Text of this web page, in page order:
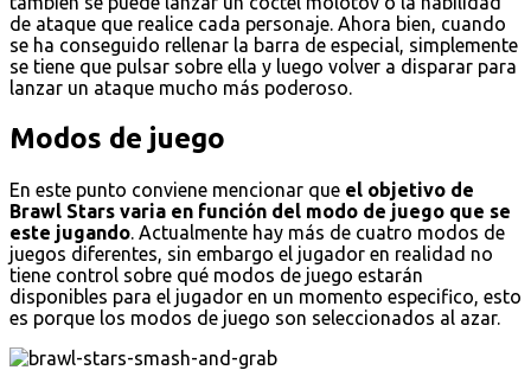
de ataque que realice cada personaje. Ahora bien, cuando
se ha conseguido rellenar la barra de especial, simplemente
se tiene que pulsar sobre ella y luego volver a disparar para
lanzar un ataque mucho más poderoso.
Modos de juego
En este punto conviene mencionar que el objetivo de
Brawl Stars varia en función del modo de juego que se
este jugando. Actualmente hay más de cuatro modos de
juegos diferentes, sin embargo el jugador en realidad no
tiene control sobre qué modos de juego estarán
disponibles para el jugador en un momento especifico, esto
es porque los modos de juego son seleccionados al azar.